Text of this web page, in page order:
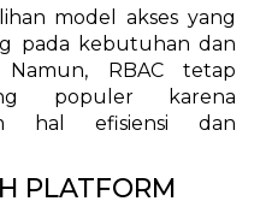
model akses yang
pada kebutuhan dan
Namun, RBAC tetap
populer karena
hal efisiensi dan
PLATFORM